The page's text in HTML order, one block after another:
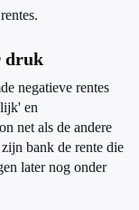
druk
negatieve rentes
en
net als de andere
bank de rente die
later nog onder